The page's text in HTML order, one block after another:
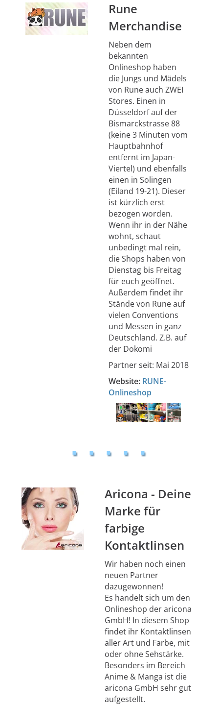
Rune
Merchandise
Neben dem
bekannten
Onlineshop haben
die Jungs und Mädels
von Rune auch ZWEI
Stores. Einen in
Düsseldorf auf der
Bismarckstrasse 88
(keine 3 Minuten vom
Hauptbahnhof
entfernt im Japan-
Viertel) und ebenfalls
einen in Solingen
(Eiland 19-21). Dieser
ist kürzlich erst
bezogen worden.
Wenn ihr in der Nähe
wohnt, schaut
unbedingt mal rein,
die Shops haben von
Dienstag bis Freitag
für euch geöffnet.
Außerdem findet ihr
Stände von Rune auf
vielen Conventions
und Messen in ganz
Deutschland. Z.B. auf
der Dokomi
Partner seit: Mai 2018
Website: RUNE-
Onlineshop
Aricona - Deine
Marke für
farbige
Kontaktlinsen
Wir haben noch einen
neuen Partner
dazugewonnen!
Es handelt sich um den
Onlineshop der aricona
GmbH! In diesem Shop
findet ihr Kontaktlinsen
aller Art und Farbe, mit
oder ohne Sehstärke.
Besonders im Bereich
Anime & Manga ist die
aricona GmbH sehr gut
aufgestellt.